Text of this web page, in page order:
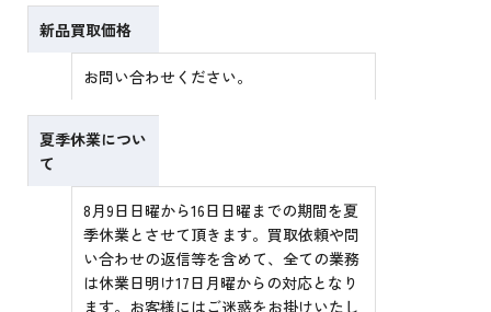
新品買取価格
お問い合わせください。
夏季休業につい
て
8月9日日曜から16日日曜までの期間を夏
季休業とさせて頂きます。買取依頼や問
い合わせの返信等を含めて、全ての業務
は休業日明け17日月曜からの対応となり
ます。お客様にはご迷惑をお掛けいたし